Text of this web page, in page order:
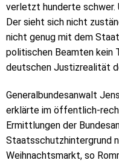
verletzt hunderte schwer.
Der sieht sich nicht
nicht genug mit dem
politischen Beamten kein
deutschen Justizrealität
Generalbundesanwalt
erklärte im öffentlich-
Ermittlungen der
Staatsschutzhintergrund
Weihnachtsmarkt, so